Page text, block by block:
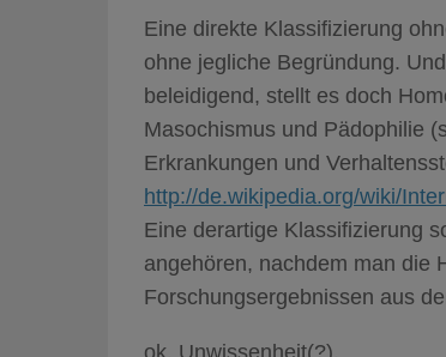
Eine direkte Klassifizierung
ohne jegliche Begründung.
beleidigend, stellt es doch
Masochismus und Pädophilie
Erkrankungen und
http://de.wikipedia.org/wiki/
Eine derartige Klassifizierung
angehören, nachdem man die
Forschungsergebnissen aus
ok. Unwissenheit(?).